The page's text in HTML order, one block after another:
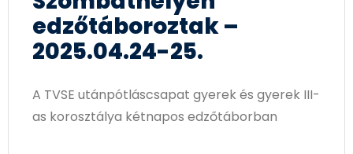
edzőtáboroztak –
2025.04.24-25.
A TVSE utánpótláscsapat gyerek és gyerek III-
as korosztálya kétnapos edzőtáborban